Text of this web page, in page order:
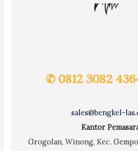
✆ 0812 3082
sales@bengkel-
Kantor
Grogolan, Winong, Kec.